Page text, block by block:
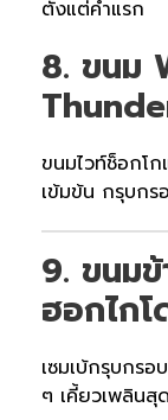
ตั้งแต่คำแรก
8. ขนม
ขนมไวท์ช็อกโ
เข้มข้น กรุบก
9. ขนม
ฮอกไกโ
เซมเบ้กรุบกร
ๆ เคี้ยวเพลินสุ